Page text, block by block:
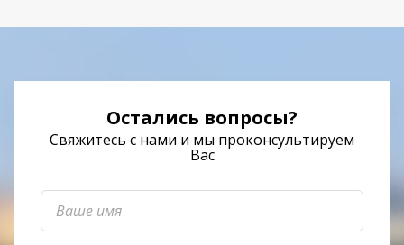
Остались вопросы?
Свяжитесь с нами и мы проконсультируем
Вас